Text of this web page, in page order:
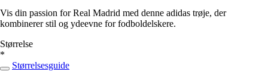
Vis din passion for Real Madrid med denne adidas trøje, der
kombinerer stil og ydeevne for fodboldelskere.
Størrelse
*
Størrelsesguide